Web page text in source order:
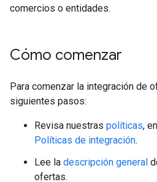
comercios o entidades.
Cómo comenzar
Para comenzar la integración de
siguientes pasos:
Revisa nuestras políticas,
Políticas de integración.
Lee la descripción general
ofertas.